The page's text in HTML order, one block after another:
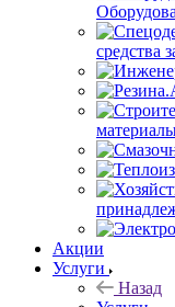
средства
Акции
Услуги
Назад